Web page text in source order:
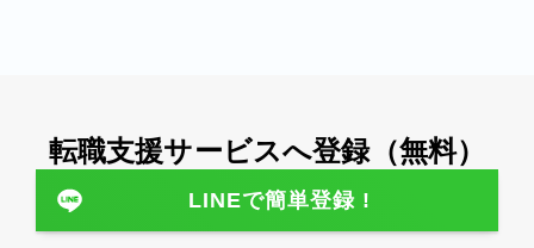
転職⽀援サービスへ登録（無料）
LINEで簡単登録 !